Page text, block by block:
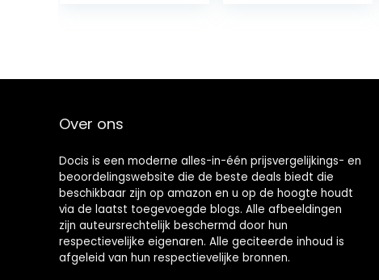
Over ons
Docis is een moderne alles-in-één prijsvergelijkings- en
beoordelingswebsite die de beste deals biedt die
beschikbaar zijn op amazon en u op de hoogte houdt
via de laatst toegevoegde blogs. Alle afbeeldingen
zijn auteursrechtelijk beschermd door hun
respectievelijke eigenaren. Alle geciteerde inhoud is
afgeleid van hun respectievelijke bronnen.